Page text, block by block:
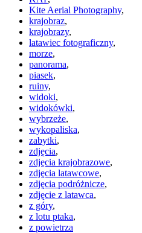
Kite Aerial Photography,
krajobraz,
krajobrazy,
latawiec fotograficzny,
morze,
panorama,
piasek,
ruiny,
widoki,
widokówki,
wybrzeże,
wykopaliska,
zabytki,
zdjęcia,
zdjęcia krajobrazowe,
zdjęcia latawcowe,
zdjęcia podróżnicze,
zdjęcie z latawca,
z góry,
z lotu ptaka,
z powietrza